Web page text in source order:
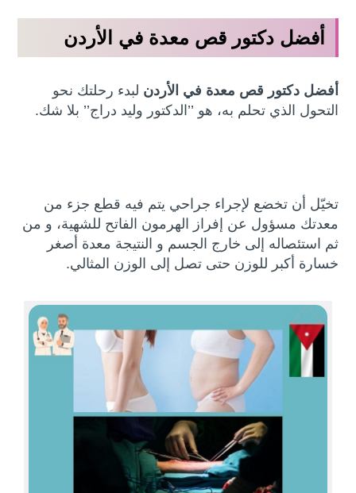
أفضل دكتور قص معدة في الأردن
أفضل دكتور قص معدة في الأردن لبدء رحلتك نحو
التحول الذي تحلم به، هو ’’الدكتور وليد دراج’’ بلا شك.
تخيّل أن تخضع لإجراء جراحي يتم فيه قطع جزء من
معدتك مسؤول عن إفراز الهرمون الفاتح للشهية، و من
ثم استئصاله إلى خارج الجسم و النتيجة معدة أصغر
خسارة أكبر للوزن حتى تصل إلى الوزن المثالي.